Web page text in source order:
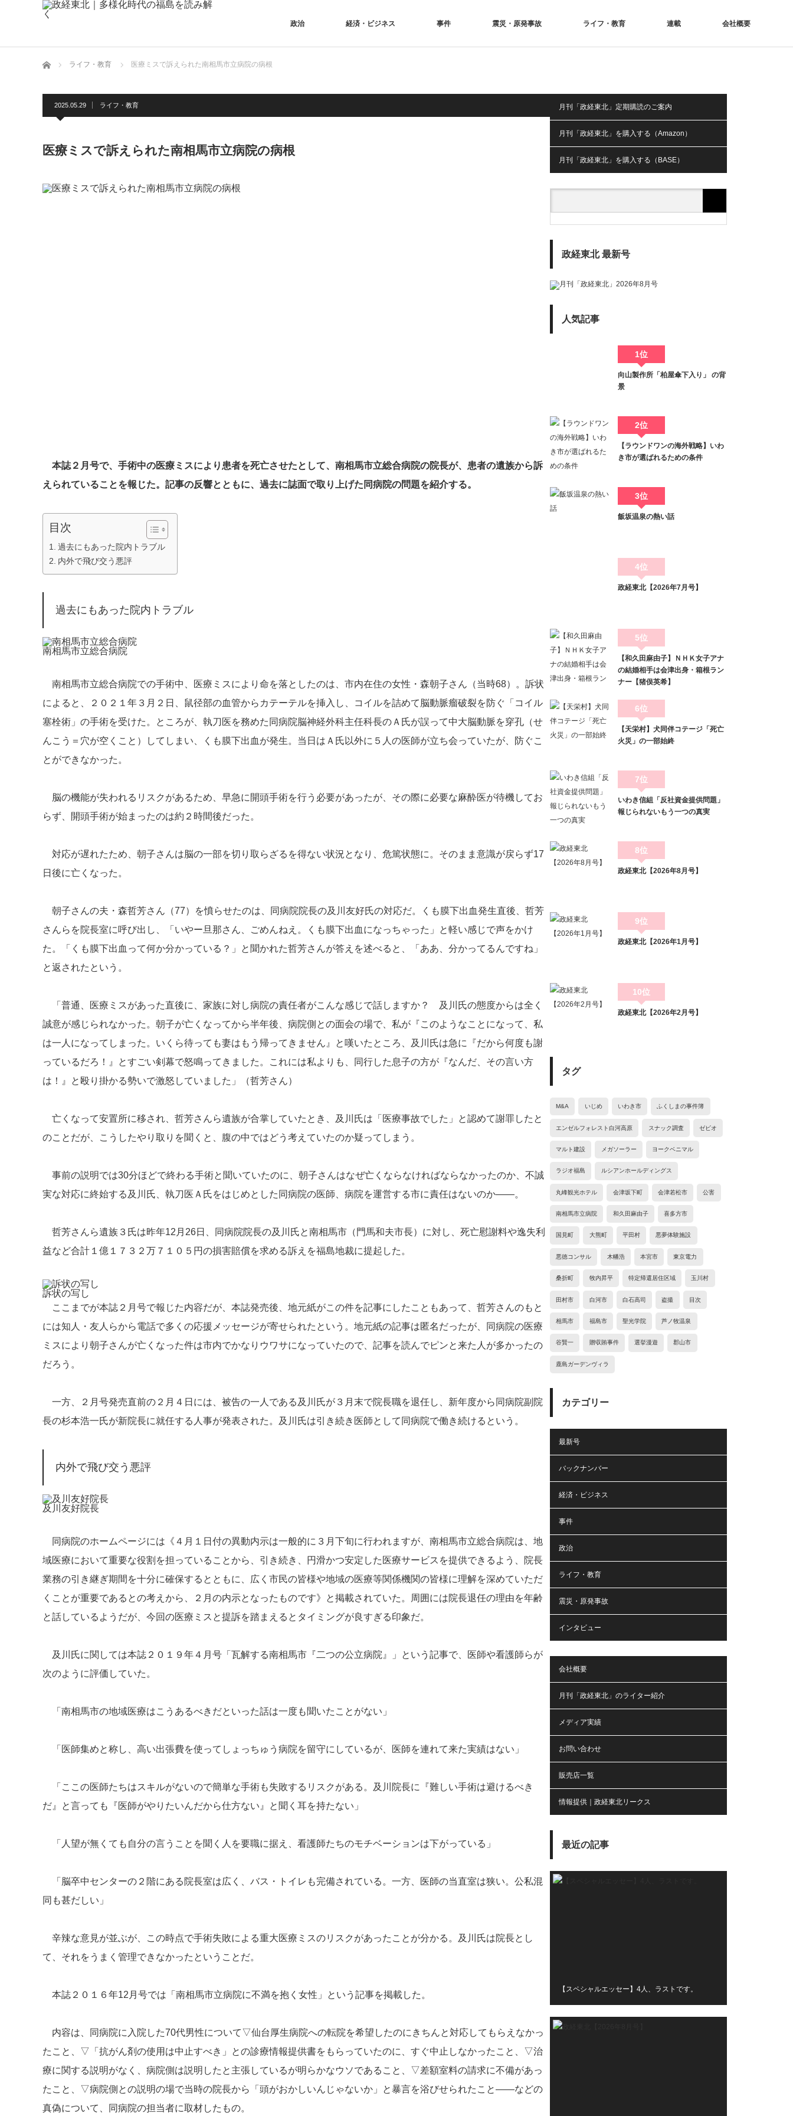
政治 経済・ビジネス 事件 震災・原発事故 ライフ・教育 連載 会社概要
ホーム ライフ・教育 医療ミスで訴えられた南相馬市立病院の病根
2025.05.29 ライフ・教育
医療ミスで訴えられた南相馬市立病院の病根
本誌２月号で、手術中の医療ミスにより患者を死亡させたとして、南相馬市立総合病院の院長が、患者の遺族から訴
えられていることを報じた。記事の反響とともに、過去に誌面で取り上げた同病院の問題を紹介する。
目次
過去にもあった院内トラブル
内外で飛び交う悪評
過去にもあった院内トラブル
南相馬市立総合病院
南相馬市立総合病院での手術中、医療ミスにより命を落としたのは、市内在住の女性・森朝子さん（当時68）。訴状
によると、２０２１年３月２日、鼠径部の血管からカテーテルを挿入し、コイルを詰めて脳動脈瘤破裂を防ぐ「コイル
塞栓術」の手術を受けた。ところが、執刀医を務めた同病院脳神経外科主任科長のＡ氏が誤って中大脳動脈を穿孔（せ
んこう＝穴が空くこと）してしまい、くも膜下出血が発生。当日はＡ氏以外に５人の医師が立ち会っていたが、防ぐこ
とができなかった。
脳の機能が失われるリスクがあるため、早急に開頭手術を行う必要があったが、その際に必要な麻酔医が待機してお
らず、開頭手術が始まったのは約２時間後だった。
対応が遅れたため、朝子さんは脳の一部を切り取らざるを得ない状況となり、危篤状態に。そのまま意識が戻らず17
日後に亡くなった。
朝子さんの夫・森哲芳さん（77）を憤らせたのは、同病院院長の及川友好氏の対応だ。くも膜下出血発生直後、哲芳
さんらを院長室に呼び出し、「いやー旦那さん、ごめんねえ。くも膜下出血になっちゃった」と軽い感じで声をかけ
た。「くも膜下出血って何か分かっている？」と聞かれた哲芳さんが答えを述べると、「ああ、分かってるんですね」
と返されたという。
「普通、医療ミスがあった直後に、家族に対し病院の責任者がこんな感じで話しますか？ 及川氏の態度からは全く
誠意が感じられなかった。朝子が亡くなってから半年後、病院側との面会の場で、私が『このようなことになって、私
は一人になってしまった。いくら待っても妻はもう帰ってきません』と嘆いたところ、及川氏は急に『だから何度も謝
っているだろ！』とすごい剣幕で怒鳴ってきました。これには私よりも、同行した息子の方が『なんだ、その言い方
は！』と殴り掛かる勢いで激怒していました」（哲芳さん）
亡くなって安置所に移され、哲芳さんら遺族が合掌していたとき、及川氏は「医療事故でした」と認めて謝罪したと
のことだが、こうしたやり取りを聞くと、腹の中ではどう考えていたのか疑ってしまう。
事前の説明では30分ほどで終わる手術と聞いていたのに、朝子さんはなぜ亡くならなければならなかったのか、不誠
実な対応に終始する及川氏、執刀医Ａ氏をはじめとした同病院の医師、病院を運営する市に責任はないのか――。
哲芳さんら遺族３氏は昨年12月26日、同病院院長の及川氏と南相馬市（門馬和夫市長）に対し、死亡慰謝料や逸失利
益など合計１億１７３２万７１０５円の損害賠償を求める訴えを福島地裁に提起した。
訴状の写し
ここまでが本誌２月号で報じた内容だが、本誌発売後、地元紙がこの件を記事にしたこともあって、哲芳さんのもと
には知人・友人らから電話で多くの応援メッセージが寄せられたという。地元紙の記事は匿名だったが、同病院の医療
ミスにより朝子さんが亡くなった件は市内でかなりウワサになっていたので、記事を読んでピンと来た人が多かったの
だろう。
一方、２月号発売直前の２月４日には、被告の一人である及川氏が３月末で院長職を退任し、新年度から同病院副院
長の杉本浩一氏が新院長に就任する人事が発表された。及川氏は引き続き医師として同病院で働き続けるという。
内外で飛び交う悪評
及川友好院長
同病院のホームページには《４月１日付の異動内示は一般的に３月下旬に行われますが、南相馬市立総合病院は、地
域医療において重要な役割を担っていることから、引き続き、円滑かつ安定した医療サービスを提供できるよう、院長
業務の引き継ぎ期間を十分に確保するとともに、広く市民の皆様や地域の医療等関係機関の皆様に理解を深めていただ
くことが重要であるとの考えから、２月の内示となったものです》と掲載されていた。周囲には院長退任の理由を年齢
と話しているようだが、今回の医療ミスと提訴を踏まえるとタイミングが良すぎる印象だ。
及川氏に関しては本誌２０１９年４月号「瓦解する南相馬市『二つの公立病院』」という記事で、医師や看護師らが
次のように評価していた。
「南相馬市の地域医療はこうあるべきだといった話は一度も聞いたことがない」
「医師集めと称し、高い出張費を使ってしょっちゅう病院を留守にしているが、医師を連れて来た実績はない」
「ここの医師たちはスキルがないので簡単な手術も失敗するリスクがある。及川院長に『難しい手術は避けるべき
だ』と言っても『医師がやりたいんだから仕方ない』と聞く耳を持たない」
「人望が無くても自分の言うことを聞く人を要職に据え、看護師たちのモチベーションは下がっている」
「脳卒中センターの２階にある院長室は広く、バス・トイレも完備されている。一方、医師の当直室は狭い。公私混
同も甚だしい」
辛辣な意見が並ぶが、この時点で手術失敗による重大医療ミスのリスクがあったことが分かる。及川氏は院長とし
て、それをうまく管理できなかったということだ。
本誌２０１６年12月号では「南相馬市立病院に不満を抱く女性」という記事を掲載した。
内容は、同病院に入院した70代男性について▽仙台厚生病院への転院を希望したのにきちんと対応してもらえなかっ
たこと、▽「抗がん剤の使用は中止すべき」との診療情報提供書をもらっていたのに、すぐ中止しなかったこと、▽治
療に関する説明がなく、病院側は説明したと主張しているが明らかなウソであること、▽差額室料の請求に不備があっ
たこと、▽病院側との説明の場で当時の院長から「頭がおかしいんじゃないか」と暴言を浴びせられたこと――などの
真偽について、同病院の担当者に取材したもの。
月刊「政経東北」定期購読のご案内
月刊「政経東北」を購入する（Amazon）
月刊「政経東北」を購入する（BASE）
政経東北 最新号
人気記事
1位
向山製作所「柏屋傘下入り」 の背
景
2位
【ラウンドワンの海外戦略】いわ
き市が選ばれるための条件
3位
飯坂温泉の熱い話
4位
政経東北【2026年7月号】
5位
【和久田麻由子】ＮＨＫ女子アナ
の結婚相手は会津出身・箱根ラン
ナー【猪俣英希】
6位
【天栄村】犬同伴コテージ「死亡
火災」の一部始終
7位
いわき信組「反社資金提供問題」
報じられないもう一つの真実
8位
政経東北【2026年8月号】
9位
政経東北【2026年1月号】
10位
政経東北【2026年2月号】
タグ
M&A いじめ いわき市 ふくしまの事件簿
エンゼルフォレスト白河高原 スナック調査 ゼビオ
マルト建設 メガソーラー ヨークベニマル
ラジオ福島 ルシアンホールディングス
丸峰観光ホテル 会津坂下町 会津若松市 公害
南相馬市立病院 和久田麻由子 喜多方市
国見町 大熊町 平田村 悪夢体験施設
悪徳コンサル 木幡浩 本宮市 東京電力
桑折町 牧内昇平 特定帰還居住区域 玉川村
田村市 白河市 白石高司 盗撮 目次
相馬市 福島市 聖光学院 芦ノ牧温泉
谷賢一 贈収賄事件 選挙漫遊 郡山市
鹿島ガーデンヴィラ
カテゴリー
最新号
バックナンバー
経済・ビジネス
事件
政治
ライフ・教育
震災・原発事故
インタビュー
会社概要
月刊「政経東北」のライター紹介
メディア実績
お問い合わせ
販売店一覧
情報提供｜政経東北リークス
最近の記事
【スペシャルエッセー】4人、ラストです。